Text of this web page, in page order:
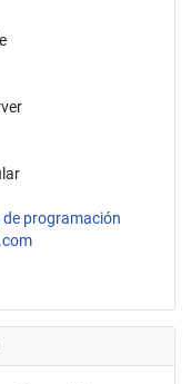
de programación